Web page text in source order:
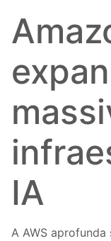
IA
A AWS